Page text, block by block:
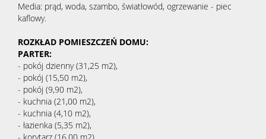
Media: prąd, woda, szambo, światłowód, ogrzewanie - piec
kaflowy.
ROZKŁAD POMIESZCZEŃ DOMU:
PARTER:
- pokój dzienny (31,25 m2),
- pokój (15,50 m2),
- pokój (9,90 m2),
- kuchnia (21,00 m2),
- kuchnia (4,10 m2),
- łazienka (5,35 m2),